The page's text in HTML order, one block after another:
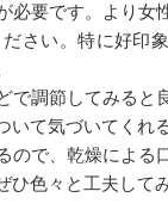
必要です。より女
さい。特に好印
で調節してみると
て気づいてくれ
ので、乾燥による
色々と工夫して